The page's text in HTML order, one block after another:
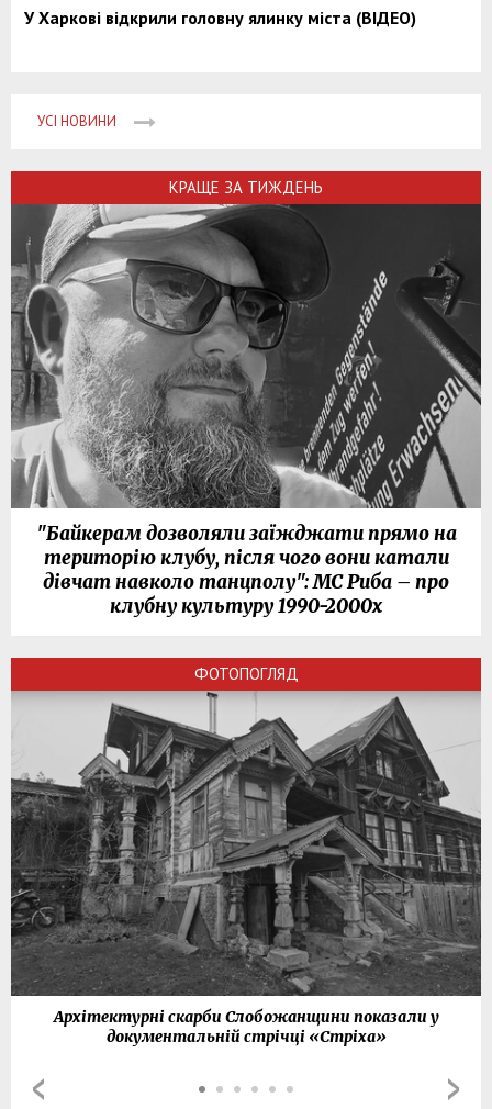
У Харкові відкрили головну ялинку міста (ВІДЕО)
УСІ НОВИНИ
КРАЩЕ ЗА ТИЖДЕНЬ
"Байкерам дозволяли заїжджати прямо на
територію клубу, після чого вони катали
дівчат навколо танцполу": МС Риба – про
клубну культуру 1990-2000х
ФОТОПОГЛЯД
Архітектурні скарби Слобожанщини показали у
документальній стрічці «Стріха»